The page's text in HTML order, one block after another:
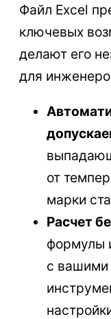
Файл Excel
ключевых
делают его
для
от
марки
Расчет
формулы
с вашими